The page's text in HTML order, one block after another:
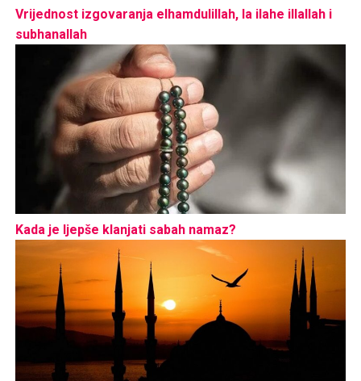
Vrijednost izgovaranja elhamdulillah, la ilahe illallah i
subhanallah
Kada je ljepše klanjati sabah namaz?